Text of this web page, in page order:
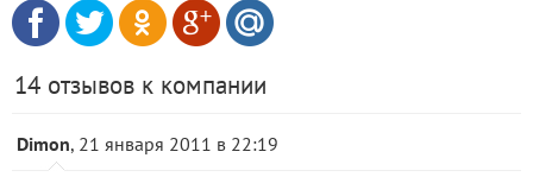
14 отзывов к компании
Dimon, 21 января 2011 в 22:19